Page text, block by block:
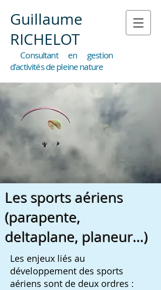
Guillaume
RICHELOT
Consultant en gestion
d'activités de pleine nature
Les enjeux liés au
développement des sports
aériens sont de deux ordres :
Les sports aériens
(parapente,
deltaplane, planeur…)